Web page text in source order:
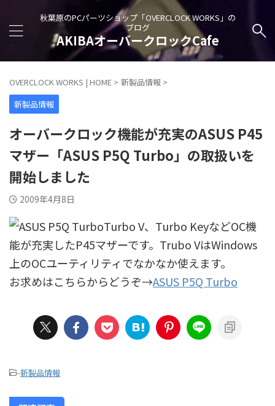
秋葉原のPCパーツショップ「OVERCLOCK WORKS」の
ブログ
AKIBAオーバークロックCafe
OVERCLOCK WORKS | HOME > 新製品情報 >
新製品情報
オーバークロック機能が充実のASUS P45
マザー「ASUS P5Q Turbo」の取扱いを
開始しました
2009年4月8日
Turbo V、Turbo KeyなどOC機
能が充実したP45マザーです。Trubo VはWindows
上のOCユーティリティでなかなか使えます。
お求めはこちらからどうぞ→ASUS P5Q Turbo
-新製品情報